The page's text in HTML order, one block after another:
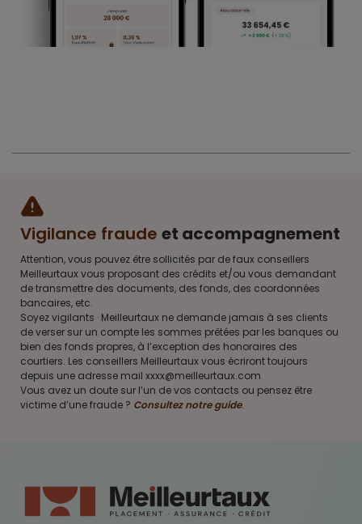
Vigilance fraude et accompagnement
Attention, vous pouvez être sollicités par de faux conseillers
Meilleurtaux vous proposant des crédits et/ou vous demandant
de transmettre des documents, des fonds, des coordonnées
bancaires, etc.
Soyez vigilants · Meilleurtaux ne demande jamais à ses clients
de verser sur un compte les sommes prêtées par les banques ou
bien des fonds propres, à l’exception des honoraires des
courtiers. Les conseillers Meilleurtaux vous écriront toujours
depuis une adresse mail xxxx@meilleurtaux.com
Vous avez un doute sur l’un de vos contacts ou pensez être
victime d’une fraude ? Consultez notre guide.